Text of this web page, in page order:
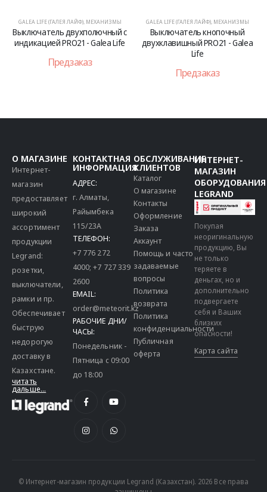
GALEA LIFE (ГАЛЕЯ ЛАЙФ), МЕХАНИЗМЫ
Выключатель двухполючный с
индикацией PRO21 - Galea Life
Предзаказ
GALEA LIFE (ГАЛЕЯ ЛАЙФ), МЕХАНИЗМЫ
Выключатель кнопочный
двухклавишный PRO21 - Galea
Life
Предзаказ
О МАГАЗИНЕ
Интернет-
магазин
предоставляет
широкий
ассортимент
продукции
Legrand:
розетки,
выключатели,
рамки и пр.
Обеспечивает
быструю
недорогую
доставку в
Казахстане.
читать
дальше...
КОНТАКТНАЯ
ИНФОРМАЦИЯ
АДРЕС:
г. Алматы,
Райымбека
115/23A
ТЕЛЕФОН:
+7 776 272
4000;+7 727 339
2600
EMAIL:
order@meteorit.kz
РАБОЧИЕ ДНИ/
ЧАСЫ:
Понедельник -
Пятница с 09:00
до 18:00
ОБСЛУЖИВАНИЕ
КЛИЕНТОВ
Каталог
О магазине
Контакты
Оформление
Заказа
Аккаунт
Помощь и часто
задаваемые
вопросы
Политика
возврата
Политика
конфиденциальности
Публичная
оферта
ИНТЕРНЕТ-
МАГАЗИН
ОБОРУДОВАНИЯ
LEGRAND
Покупая
неоригинальную
продукцию, Вы
не только
теряете в
деньгах, но и
дополнительно
подвергаете
себя и Ваших
близких
опасности!
Карта сайта
© Интернет-магазин продукции Legrand (Казахстан). 2026 Все права